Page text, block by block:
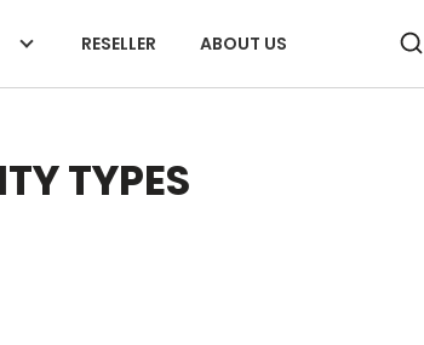
RESELLER ABOUT US
TYPES